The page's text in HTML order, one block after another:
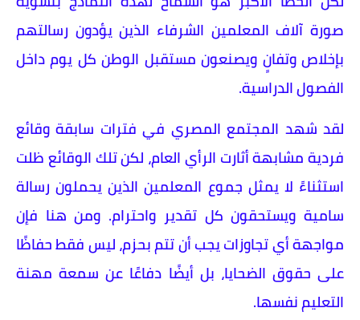
صورة آلاف المعلمين الشرفاء الذين يؤدون رسالتهم
بإخلاص وتفانٍ ويصنعون مستقبل الوطن كل يوم داخل
الفصول الدراسية.
لقد شهد المجتمع المصري في فترات سابقة وقائع
فردية مشابهة أثارت الرأي العام، لكن تلك الوقائع ظلت
استثناءً لا يمثل جموع المعلمين الذين يحملون رسالة
سامية ويستحقون كل تقدير واحترام. ومن هنا فإن
مواجهة أي تجاوزات يجب أن تتم بحزم، ليس فقط حفاظًا
على حقوق الضحايا، بل أيضًا دفاعًا عن سمعة مهنة
التعليم نفسها.